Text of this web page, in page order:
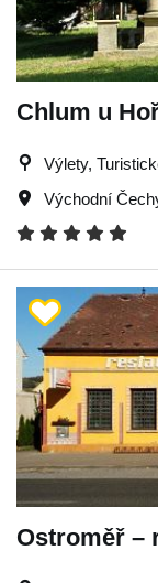
Chlum u
Výlety,
Východní
Ostroměř –